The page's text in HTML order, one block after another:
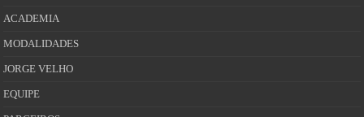
ACADEMIA
MODALIDADES
JORGE VELHO
EQUIPE